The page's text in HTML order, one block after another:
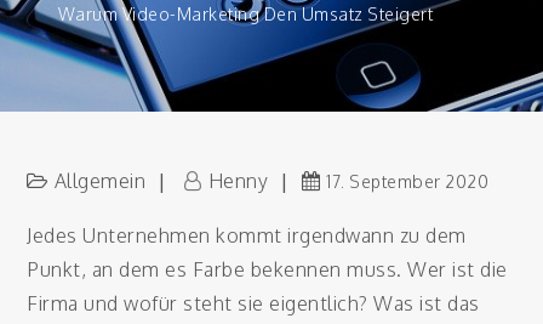
Warum Video-Marketing Den Umsatz Steigert
Allgemein Henny 17. September 2020
Jedes Unternehmen kommt irgendwann zu dem
Punkt, an dem es Farbe bekennen muss. Wer ist die
Firma und wofür steht sie eigentlich? Was ist das